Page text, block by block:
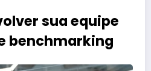
sua equipe
benchmarking